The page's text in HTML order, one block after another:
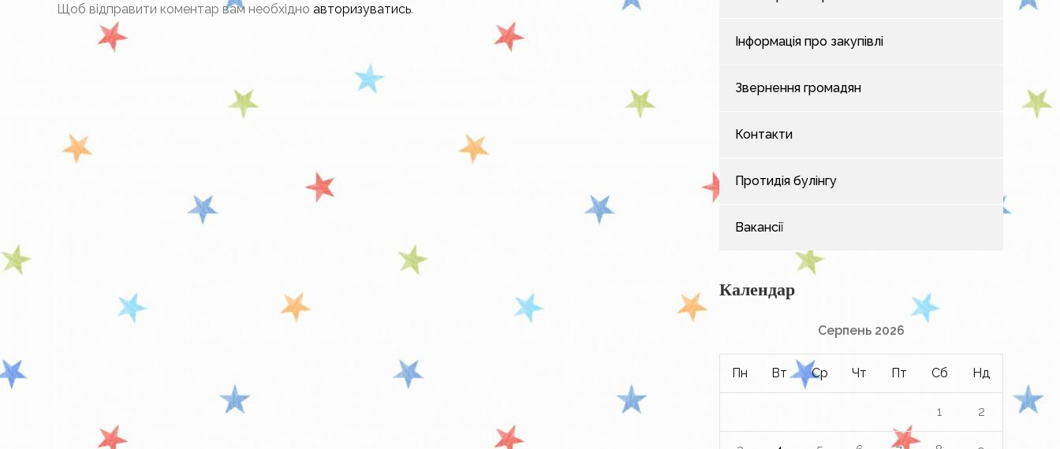
Щоб відправити коментар вам необхідно авторизуватись.
Інформація про закупівлі
Звернення громадян
Контакти
Протидія булінгу
Вакансії
Календар
Серпень 2026
Пн Вт Ср Чт Пт Сб Нд
1 2